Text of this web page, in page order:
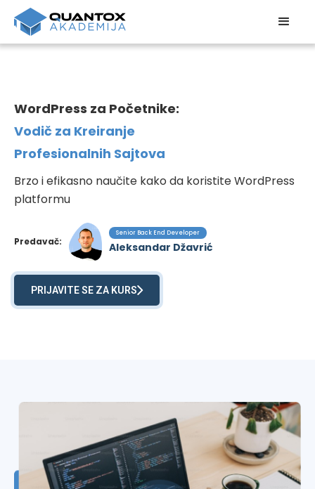
WordPress za Početnike:
Vodič za Kreiranje
Profesionalnih Sajtova
Brzo i efikasno naučite kako da koristite WordPress
platformu
Predavač:
Senior Back End Developer
Aleksandar Džavrić
PRIJAVITE SE ZA KURS